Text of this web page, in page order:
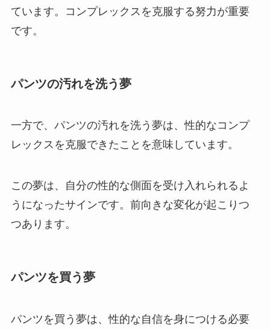
ています。コンプレックスを克服する努力が重要
です。
パンツの汚れを洗う夢
一方で、パンツの汚れを洗う夢は、性的なコンプ
レックスを克服できたことを意味しています。
この夢は、自分の性的な側面を受け入れられるよ
うになったサインです。前向きな変化が起こりつ
つあります。
パンツを買う夢
パンツを買う夢は、性的な自信を身につける必要